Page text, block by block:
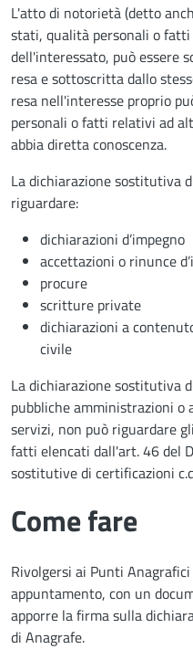
L'atto di notorietà (detto
stati, qualità personali o
dell'interessato, può essere
resa e sottoscritta dallo
resa nell'interesse proprio
personali o fatti relativi ad
abbia diretta conoscenza.
La dichiarazione sostitutiva
riguardare:
dichiarazioni d’impegno
accettazioni o rinunce
procure
scritture private
dichiarazioni a
civile
La dichiarazione sostitutiva
pubbliche amministrazioni o
servizi, non può riguardare
fatti elencati dall'art. 46 del
sostitutive di certificazioni
Come fare
Rivolgersi ai Punti
appuntamento, con un
apporre la firma sulla
di Anagrafe.